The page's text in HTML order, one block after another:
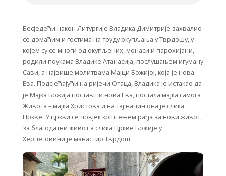
Бесједећи након Литургије Владика Димитрије захвалио
се домаћим и гостима на труду окупљања у Тврдошу, у
којем су се многи од окупљених, монаси и парохијани,
родили поукама Владике Атанасија, послушањем игуману
Сави, а највише молитвама Мајци Божијој, која је нова
Ева. Подсјећајући на ријечи Отаца, Владика је истакао да
је Мајка Божија поставши нова Ева, постала мајка самога
Живота – мајка Христова и на тај начин она је слика
Цркве. У цркви се човјек крштењем рађа за нови живот,
за благодатни живот а слика Цркве Божије у
Херцеговини је манастир Тврдош.